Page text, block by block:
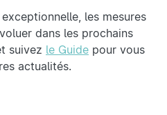
les mesures
dans les prochains
suivez le Guide pour vous
actualités.